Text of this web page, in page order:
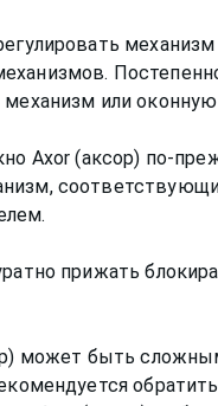
или
Axor (аксор) по-
прижать
может быть